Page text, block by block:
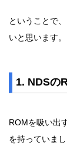
ということで
いと思います。
1. NDSの
ROMを吸い出
を持っていまし